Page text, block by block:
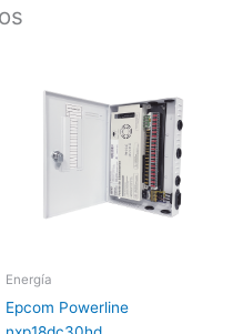
Energía
Epcom Powerline